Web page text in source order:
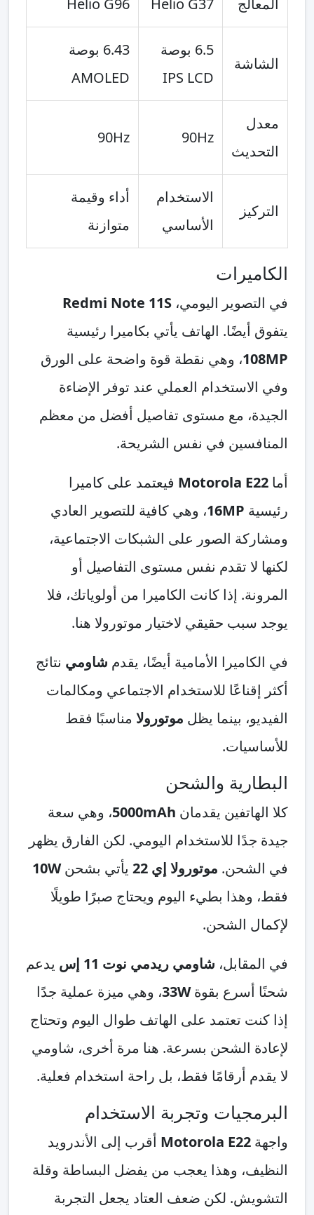
الشاشة
6.5 بوصة
IPS LCD
6.43 بوصة
AMOLED
معدل
التحديث
90Hz
90Hz
التركيز
الاستخدام
الأساسي
أداء وقيمة
متوازنة
الكاميرات
في التصوير اليومي، Redmi Note 11S
يتفوق أيضًا. الهاتف يأتي بكاميرا رئيسية
108MP، وهي نقطة قوة واضحة على الورق
وفي الاستخدام العملي عند توفر الإضاءة
الجيدة، مع مستوى تفاصيل أفضل من معظم
المنافسين في نفس الشريحة.
أما Motorola E22 فيعتمد على كاميرا
رئيسية 16MP، وهي كافية للتصوير العادي
ومشاركة الصور على الشبكات الاجتماعية،
لكنها لا تقدم نفس مستوى التفاصيل أو
المرونة. إذا كانت الكاميرا من أولوياتك، فلا
يوجد سبب حقيقي لاختيار موتورولا هنا.
في الكاميرا الأمامية أيضًا، يقدم شاومي نتائج
أكثر إقناعًا للاستخدام الاجتماعي ومكالمات
الفيديو، بينما يظل موتورولا مناسبًا فقط
للأساسيات.
البطارية والشحن
كلا الهاتفين يقدمان 5000mAh، وهي سعة
جيدة جدًا للاستخدام اليومي. لكن الفارق يظهر
في الشحن. موتورولا إي 22 يأتي بشحن10W
فقط، وهذا بطيء اليوم ويحتاج صبرًا طويلًا
لإكمال الشحن.
في المقابل، شاومي ريدمي نوت 11 إس
يدعم
شحنًا أسرع بقوة33W، وهي ميزة عملية جدًا
إذا كنت تعتمد على الهاتف طوال اليوم وتحتاج
لإعادة الشحن بسرعة. هنا مرة أخرى، شاومي
لا يقدم أرقامًا فقط، بل راحة استخدام فعلية.
البرمجيات وتجربة الاستخدام
واجهة Motorola E22 أقرب إلى الأندرويد
النظيف، وهذا يعجب من يفضل البساطة وقلة
التشويش. لكن ضعف العتاد يجعل التجربة